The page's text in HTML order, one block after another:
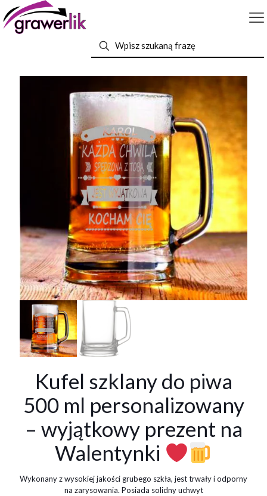
Kufel szklany do piwa
500 ml personalizowany
– wyjątkowy prezent na
Walentynki
Wykonany z wysokiej jakości grubego szkła, jest trwały i odporny
na zarysowania. Posiada solidny uchwyt